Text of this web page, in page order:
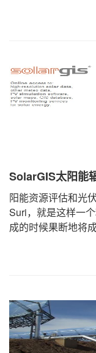
SolarGIS太阳能
阳能资源评估和光
Suri，就是这样一
成的时候果断地将